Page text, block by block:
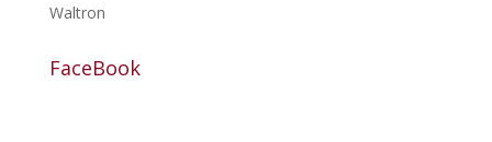
Waltron
FaceBook